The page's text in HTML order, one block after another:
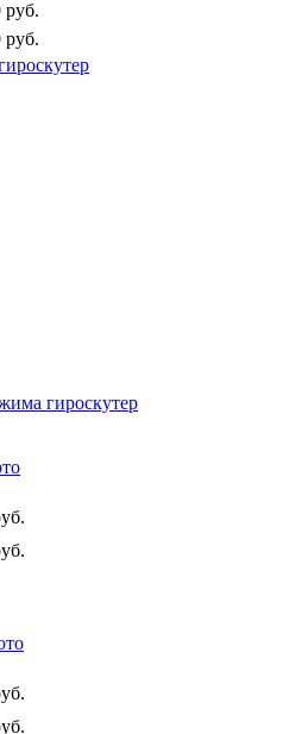
руб.
руб.
гироскутер